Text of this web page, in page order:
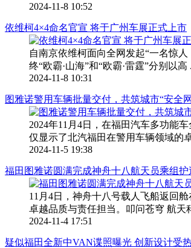
2024-11-8 10:52
依维柯4×4命名官宣 将于广州车展正式上市
自南京依维柯面向全网发起“一名惊
终“欧霸·山海”和“欧霸·雷霆”分别以高
2024-11-8 10:31
图雅诺警用车辆批量交付，共筑城市“安全
2024年11月4日，在福田汽车多功能
仅显示了北汽福田在警用车辆领域的
2024-11-5 19:38
福田图雅诺圆满完成神舟十八航天员乘组护
11月4日，神舟十八号载人飞船返回
卓越品质与责任担当。叩问苍穹 航天
2024-11-4 17:51
疑似福田全新中VAN谍照曝光 创新设计受